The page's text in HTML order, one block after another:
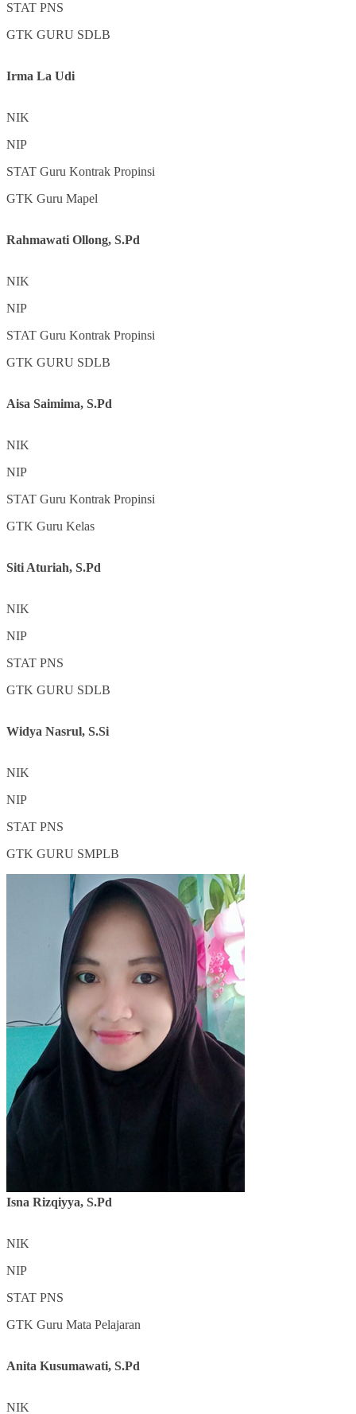
STAT PNS
GTK GURU SDLB
Irma La Udi
NIK
NIP
STAT Guru Kontrak Propinsi
GTK Guru Mapel
Rahmawati Ollong, S.Pd
NIK
NIP
STAT Guru Kontrak Propinsi
GTK GURU SDLB
Aisa Saimima, S.Pd
NIK
NIP
STAT Guru Kontrak Propinsi
GTK Guru Kelas
Siti Aturiah, S.Pd
NIK
NIP
STAT PNS
GTK GURU SDLB
Widya Nasrul, S.Si
NIK
NIP
STAT PNS
GTK GURU SMPLB
Isna Rizqiyya, S.Pd
NIK
NIP
STAT PNS
GTK Guru Mata Pelajaran
Anita Kusumawati, S.Pd
NIK